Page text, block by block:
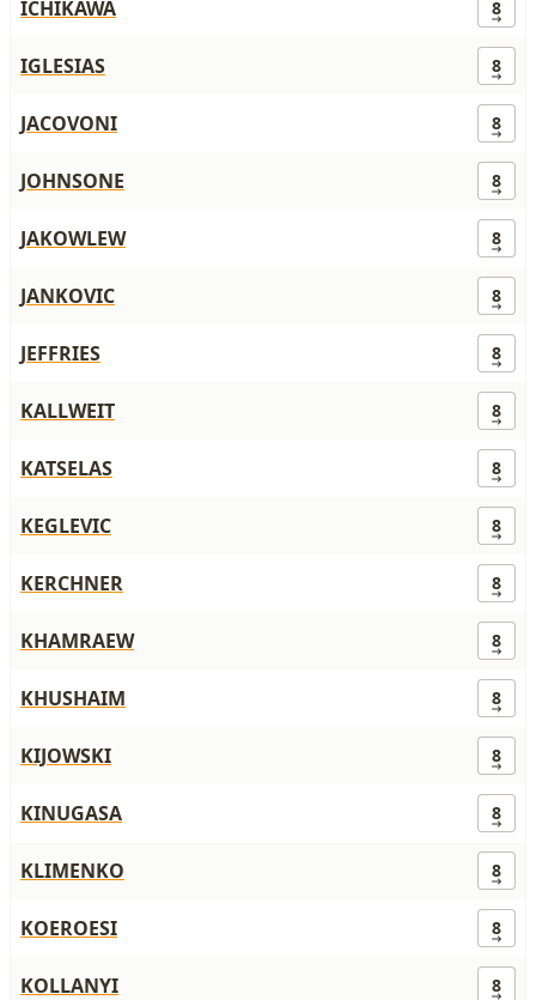
ICHIKAWA 8
IGLESIAS 8
JACOVONI 8
JOHNSONE 8
JAKOWLEW 8
JANKOVIC 8
JEFFRIES 8
KALLWEIT 8
KATSELAS 8
KEGLEVIC 8
KERCHNER 8
KHAMRAEW 8
KHUSHAIM 8
KIJOWSKI 8
KINUGASA 8
KLIMENKO 8
KOEROESI 8
KOLLANYI 8